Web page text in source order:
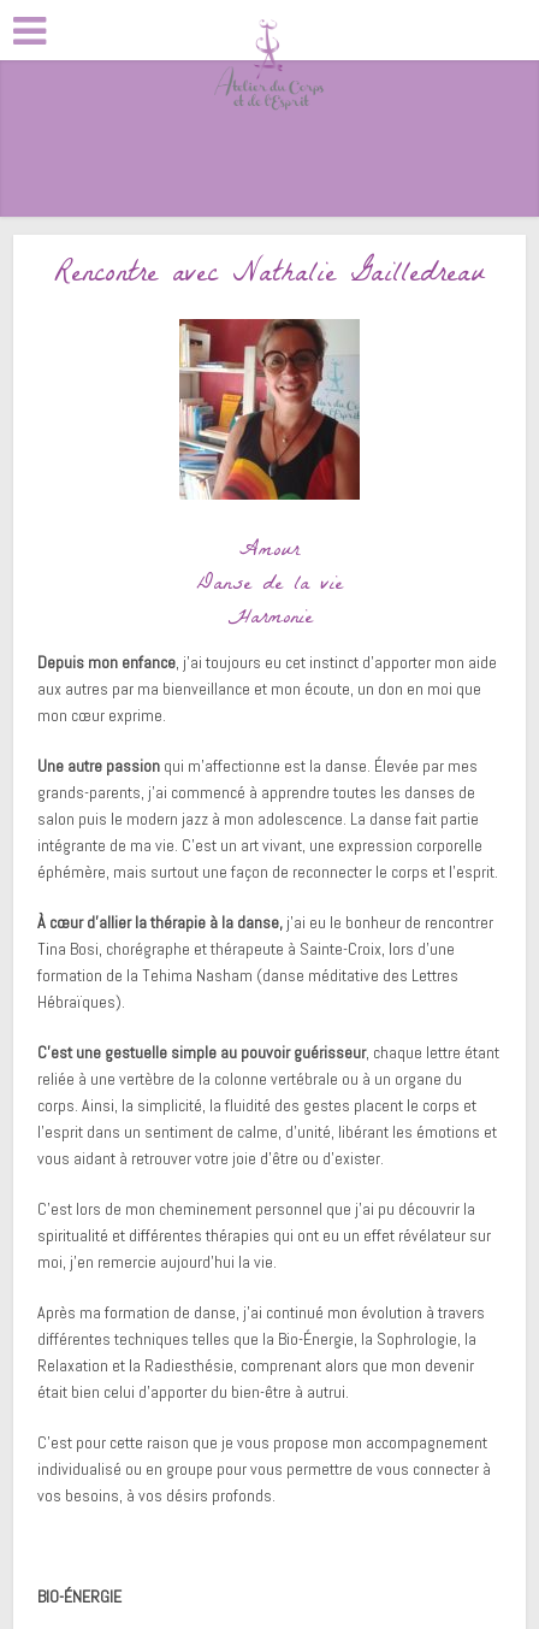
Rencontre avec Nathalie Gailledreau
Amour
Danse de la vie
Harmonie
Depuis mon enfance, j’ai toujours eu cet instinct d’apporter mon aide
aux autres par ma bienveillance et mon écoute, un don en moi que
mon cœur exprime.
Une autre passion qui m’affectionne est la danse. Élevée par mes
grands-parents, j’ai commencé à apprendre toutes les danses de
salon puis le modern jazz à mon adolescence. La danse fait partie
intégrante de ma vie. C’est un art vivant, une expression corporelle
éphémère, mais surtout une façon de reconnecter le corps et l’esprit.
À cœur d’allier la thérapie à la danse, j’ai eu le bonheur de rencontrer
Tina Bosi, chorégraphe et thérapeute à Sainte-Croix, lors d’une
formation de la Tehima Nasham (danse méditative des Lettres
Hébraïques).
C’est une gestuelle simple au pouvoir guérisseur, chaque lettre étant
reliée à une vertèbre de la colonne vertébrale ou à un organe du
corps. Ainsi, la simplicité, la fluidité des gestes placent le corps et
l’esprit dans un sentiment de calme, d’unité, libérant les émotions et
vous aidant à retrouver votre joie d’être ou d’exister.
C’est lors de mon cheminement personnel que j’ai pu découvrir la
spiritualité et différentes thérapies qui ont eu un effet révélateur sur
moi, j’en remercie aujourd’hui la vie.
Après ma formation de danse, j’ai continué mon évolution à travers
différentes techniques telles que la Bio-Énergie, la Sophrologie, la
Relaxation et la Radiesthésie, comprenant alors que mon devenir
était bien celui d’apporter du bien-être à autrui.
C’est pour cette raison que je vous propose mon accompagnement
individualisé ou en groupe pour vous permettre de vous connecter à
vos besoins, à vos désirs profonds.
BIO-ÉNERGIE